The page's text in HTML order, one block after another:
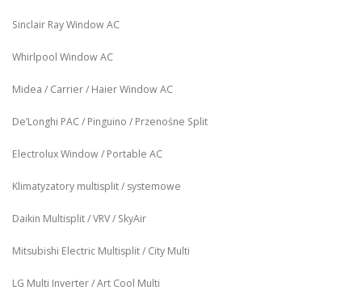
Sinclair Ray Window AC
Whirlpool Window AC
Midea / Carrier / Haier Window AC
De’Longhi PAC / Pinguino / Przenośne Split
Electrolux Window / Portable AC
Klimatyzatory multisplit / systemowe
Daikin Multisplit / VRV / SkyAir
Mitsubishi Electric Multisplit / City Multi
LG Multi Inverter / Art Cool Multi